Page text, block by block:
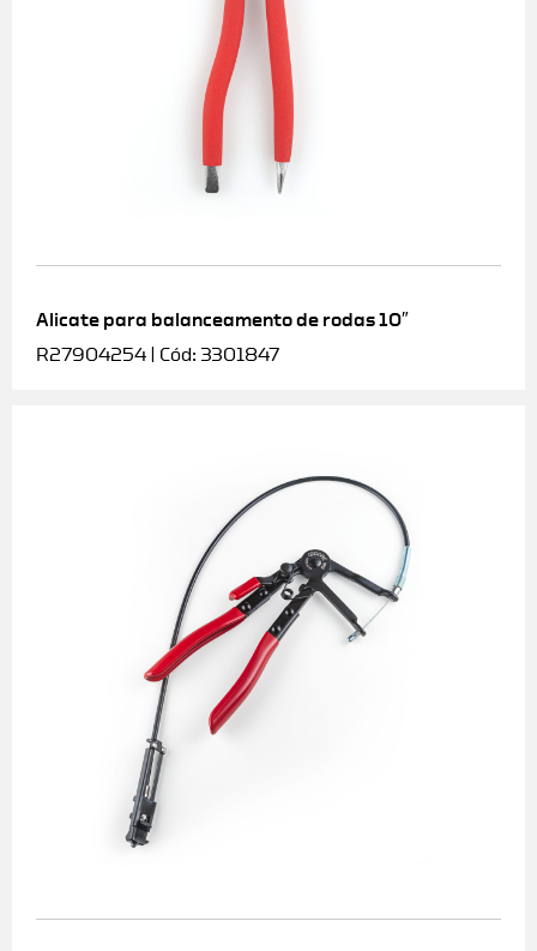
Alicate para balanceamento de rodas 10″
R27904254 | Cód: 3301847